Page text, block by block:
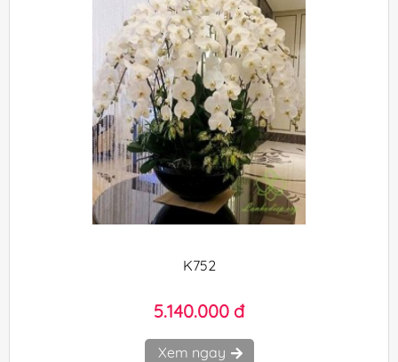
K752
5.140.000 đ
Xem ngay